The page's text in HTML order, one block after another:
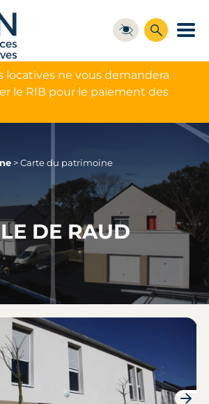
locatives ne vous demandera
le RIB pour le paiement des
>Carte du patrimoine
DE RAUD